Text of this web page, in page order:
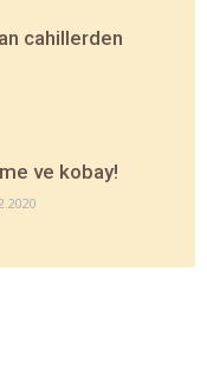
cahillerden
ve kobay!